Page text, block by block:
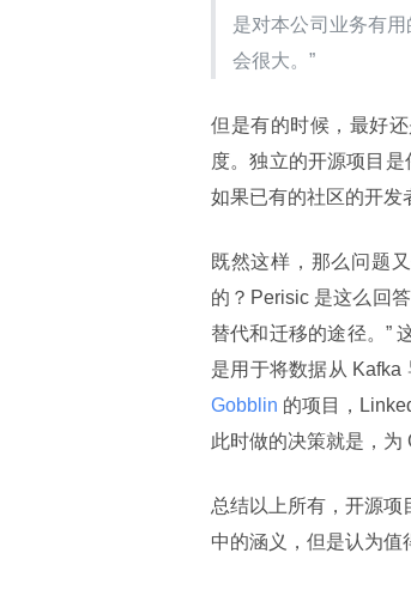
是对本公司业务有
会很大。”
但是有的时候，最好
度。独立的开源项目
如果已有的社区的开发
既然这样，那么问题
的？Perisic 是这么回
替代和迁移的途径。”
是用于将数据从 Kafka
Gobblin 的项目，
此时做的决策就是，为
总结以上所有，开源
中的涵义，但是认为值